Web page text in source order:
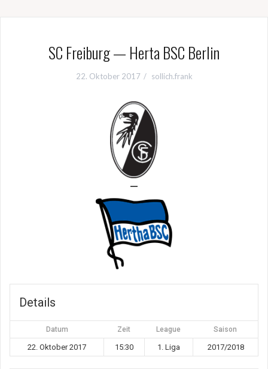
SC Freiburg — Herta BSC Berlin
22. Oktober 2017 sollich.frank
—
Details
Datum Zeit League Saison
22. Oktober 2017 15:30 1. Liga 2017/2018